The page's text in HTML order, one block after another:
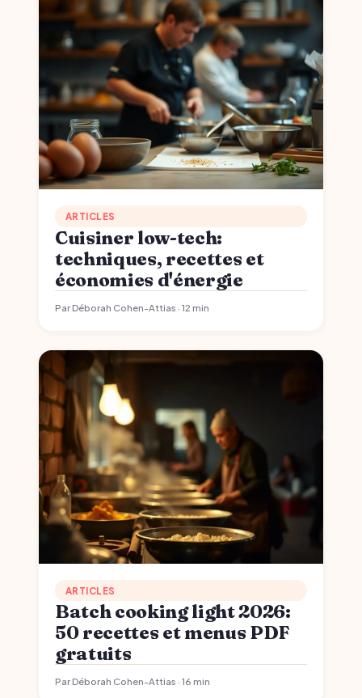
ARTICLES
Cuisiner low-tech:
techniques, recettes et
économies d'énergie
Par Déborah Cohen-Attias · 12 min
ARTICLES
Batch cooking light 2026:
50 recettes et menus PDF
gratuits
Par Déborah Cohen-Attias · 16 min